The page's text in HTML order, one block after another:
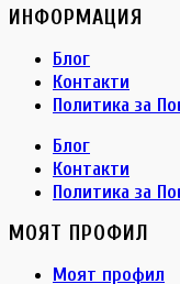
ИНФОРМАЦИЯ
Блог
Контакти
Политика за
Блог
Контакти
Политика за
МОЯТ ПРОФИЛ
Моят профил